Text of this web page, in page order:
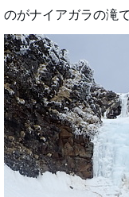
のがナイアガラの滝で